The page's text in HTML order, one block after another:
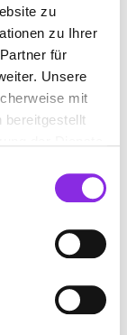
zu
zu Ihrer
für
Unsere
mit
bereitgestellt